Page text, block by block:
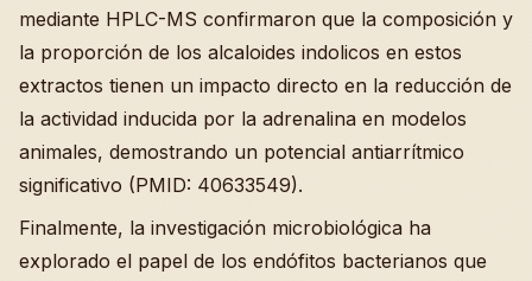
mediante HPLC-MS confirmaron que la composición y
la proporción de los alcaloides indolicos en estos
extractos tienen un impacto directo en la reducción de
la actividad inducida por la adrenalina en modelos
animales, demostrando un potencial antiarrítmico
significativo (PMID: 40633549).
Finalmente, la investigación microbiológica ha
explorado el papel de los endófitos bacterianos que